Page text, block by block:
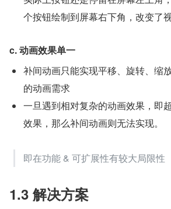
个按钮绘制到屏幕右下角，改变了
c. 动画效果单一
补间动画只能实现平移、旋转、缩
的动画需求
一旦遇到相对复杂的动画效果，即
效果，那么补间动画则无法实现。
即在功能 & 可扩展性有较大局限性
1.3 解决方案